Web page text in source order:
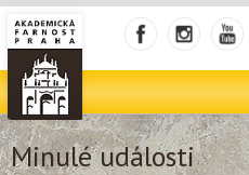
Minulé události